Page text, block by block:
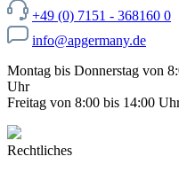
+49 (0) 7151 - 368160 0
info@apgermany.de
Montag bis Donnerstag von
Uhr
Freitag von 8:00 bis 14:00
Rechtliches